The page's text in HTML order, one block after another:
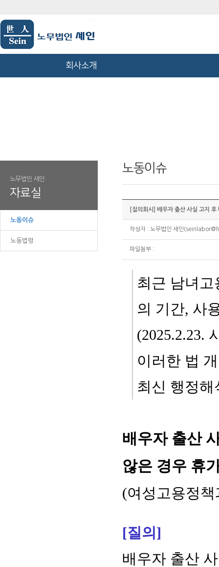
회사소개
노무법인 세인
자료실
노동이슈
노동법령
노동이슈
[질의회시] 배우자 출산 사실 고지
작성자 : 노무법인 세인
파일첨부 :
최근 남녀
의 기간, 사
(2025.2.23.
이러한 법
최신 행정
배우자 출산
않은 경우 휴
(여성고용정책
[질의]
배우자 출산